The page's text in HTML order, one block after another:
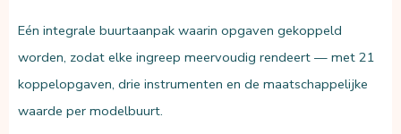
Eén integrale buurtaanpak waarin opgaven gekoppeld
worden, zodat elke ingreep meervoudig rendeert — met 21
koppelopgaven, drie instrumenten en de maatschappelijke
waarde per modelbuurt.